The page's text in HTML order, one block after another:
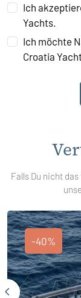
Ich
Yachts.
Ich möchte
Croatia
Falls Du nicht
-40%